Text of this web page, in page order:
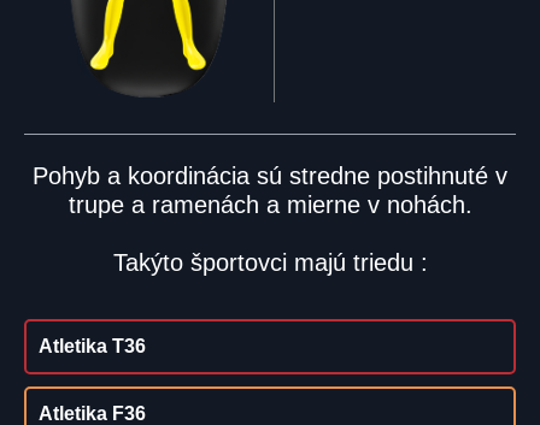
Pohyb a koordinácia sú stredne postihnuté v
trupe a ramenách a mierne v nohách.
Takýto športovci majú triedu :
Atletika T36
Atletika F36